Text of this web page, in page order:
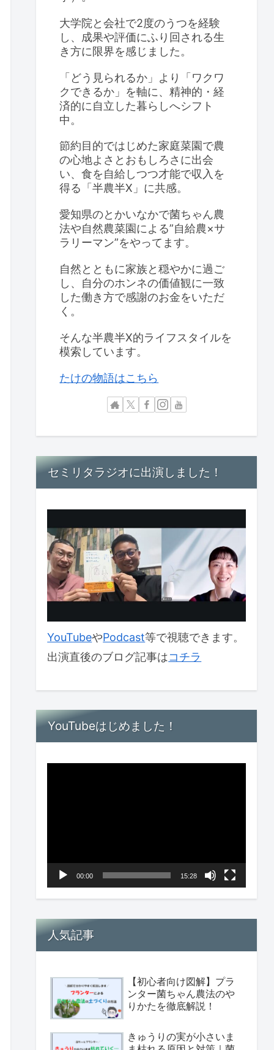
大学院と会社で2度のうつを経験
し、成果や評価にふり回される生
き方に限界を感じました。
「どう見られるか」より「ワクワ
クできるか」を軸に、精神的・経
済的に自立した暮らしへシフト
中。
節約目的ではじめた家庭菜園で農
の心地よさとおもしろさに出会
い、食を自給しつつ才能で収入を
得る「半農半X」に共感。
愛知県のとかいなかで菌ちゃん農
法や自然農菜園による”自給農×サ
ラリーマン”をやってます。
自然とともに家族と穏やかに過ご
し、自分のホンネの価値観に一致
した働き方で感謝のお金をいただ
く。
そんな半農半X的ライフスタイルを
模索しています。
たけの物語はこちら
セミリタラジオに出演しました！
YouTubeやPodcast等で視聴できます。
出演直後のブログ記事はコチラ
YouTubeはじめました！
ー
00:00 15:28
人気記事
【初心者向け図解】プラ
ンター菌ちゃん農法のや
りかたを徹底解説！
きゅうりの実が小さいま